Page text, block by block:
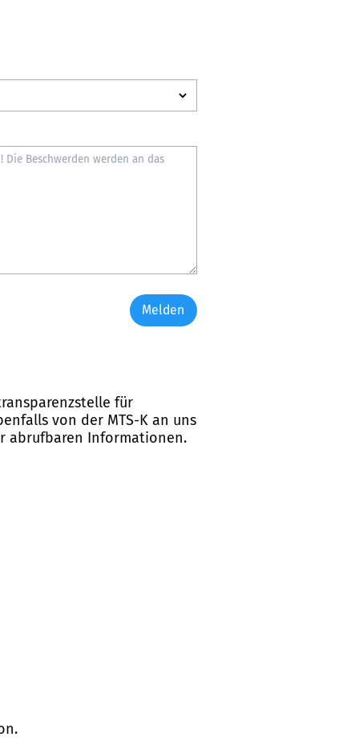
Melden
für
von der MTS-K an uns
abrufbaren Informationen.